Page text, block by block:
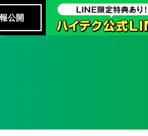
公開